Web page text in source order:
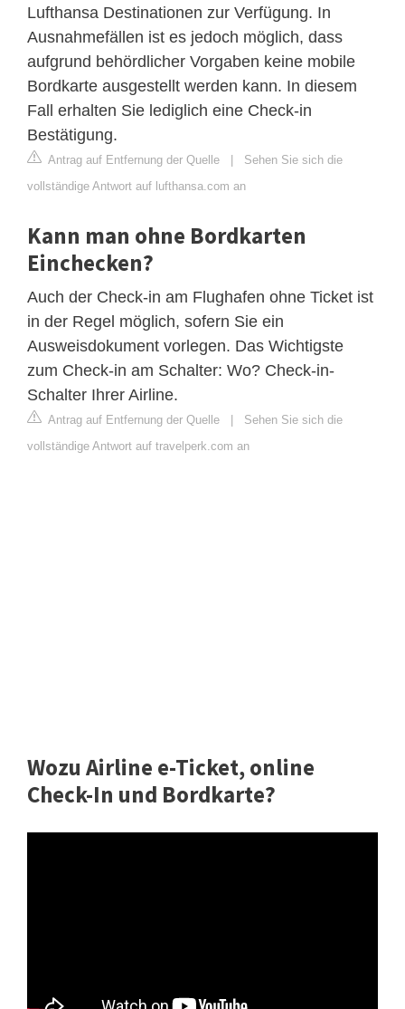
Lufthansa Destinationen zur Verfügung. In
Ausnahmefällen ist es jedoch möglich, dass
aufgrund behördlicher Vorgaben keine mobile
Bordkarte ausgestellt werden kann. In diesem
Fall erhalten Sie lediglich eine Check-in
Bestätigung.
Antrag auf Entfernung der Quelle
Sehen Sie sich die
vollständige Antwort auf lufthansa.com an
Kann man ohne Bordkarten
Einchecken?
Auch der Check-in am Flughafen ohne Ticket ist
in der Regel möglich, sofern Sie ein
Ausweisdokument vorlegen. Das Wichtigste
zum Check-in am Schalter: Wo? Check-in-
Schalter Ihrer Airline.
Antrag auf Entfernung der Quelle
Sehen Sie sich die
vollständige Antwort auf travelperk.com an
Wozu Airline e-Ticket, online
Check-In und Bordkarte?